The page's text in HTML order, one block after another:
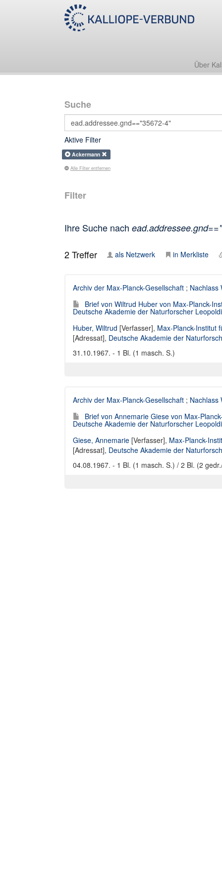
Über
Suche
Aktive Filter
Ackermann
Alle Filter entfernen
Filter
Ihre Suche nach
2Treffer als Netzwerk in Merkliste
Archiv der Max-Planck-Gesellschaft ; Nachlass
Brief von Wiltrud Huber von Max-Planck-
Deutsche Akademie der Naturforscher
Huber, Wiltrud [Verfasser], Max-Planck-Institut
[Adressat], Deutsche Akademie der
31.10.1967. - 1 Bl. (1 masch. S.)
Archiv der Max-Planck-Gesellschaft ; Nachlass
Brief von Annemarie Giese von Max-
Deutsche Akademie der Naturforscher
Giese, Annemarie [Verfasser], Max-Planck-
[Adressat], Deutsche Akademie der
04.08.1967. - 1 Bl. (1 masch. S.) / 2 Bl. (2